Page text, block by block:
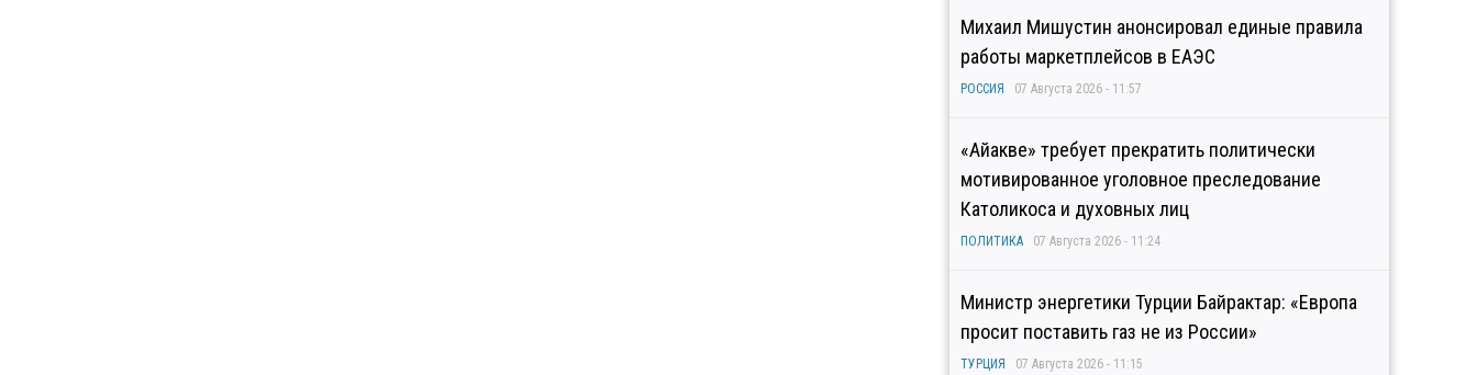
Михаил Мишустин анонсировал единые правила
работы маркетплейсов в ЕАЭС
РОССИЯ 07 Августа 2026 - 11:57
«Айакве» требует прекратить политически
мотивированное уголовное преследование
Католикоса и духовных лиц
ПОЛИТИКА 07 Августа 2026 - 11:24
Министр энергетики Турции Байрактар: «Европа
просит поставить газ не из России»
ТУРЦИЯ 07 Августа 2026 - 11:15